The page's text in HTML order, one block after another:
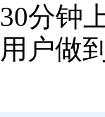
30分钟
用户做